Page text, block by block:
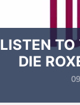
LISTEN
DIE